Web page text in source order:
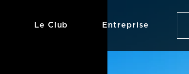
Le Club Entreprise